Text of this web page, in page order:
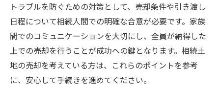
トラブルを防ぐための対策として、売却条件や引き渡し
日程について相続人間での明確な合意が必要です。家族
間でのコミュニケーションを大切にし、全員が納得した
上での売却を行うことが成功への鍵となります。相続土
地の売却を考えている方は、これらのポイントを参考
に、安心して手続きを進めてください。